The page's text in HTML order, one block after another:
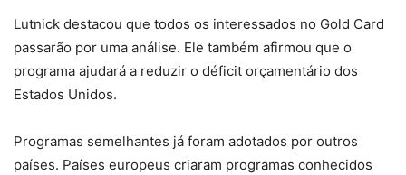
Lutnick destacou que todos os interessados no Gold Card
passarão por uma análise. Ele também afirmou que o
programa ajudará a reduzir o déficit orçamentário dos
Estados Unidos.
Programas semelhantes já foram adotados por outros
países. Países europeus criaram programas conhecidos